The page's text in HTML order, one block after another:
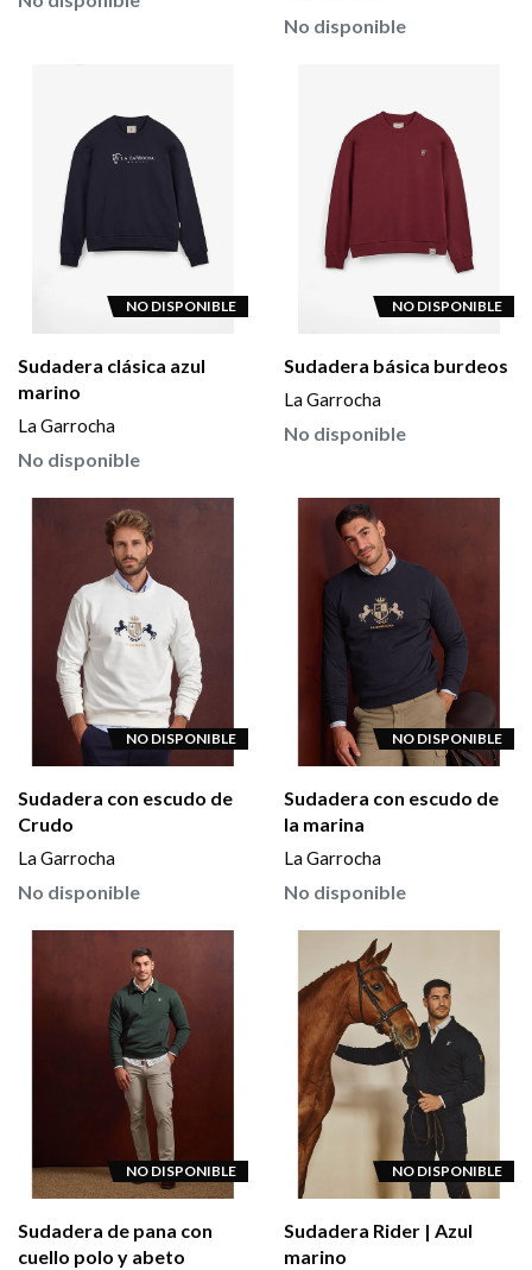
No disponible
NO DISPONIBLE
Sudadera clásica azul
marino
La Garrocha
No disponible
NO DISPONIBLE
Sudadera básica burdeos
La Garrocha
No disponible
NO DISPONIBLE
Sudadera con escudo de
Crudo
La Garrocha
No disponible
NO DISPONIBLE
Sudadera con escudo de
la marina
La Garrocha
No disponible
NO DISPONIBLE
Sudadera de pana con
cuello polo y abeto
NO DISPONIBLE
Sudadera Rider | Azul
marino